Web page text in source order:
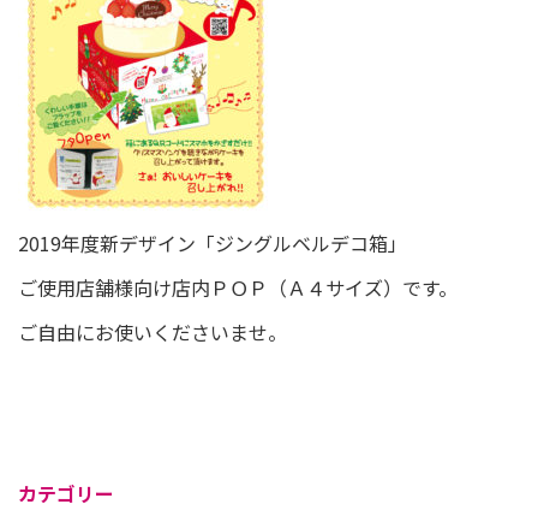
2019年度新デザイン「ジングルベルデコ箱」
ご使用店舗様向け店内ＰＯＰ（Ａ４サイズ）です。
ご自由にお使いくださいませ。
カテゴリー